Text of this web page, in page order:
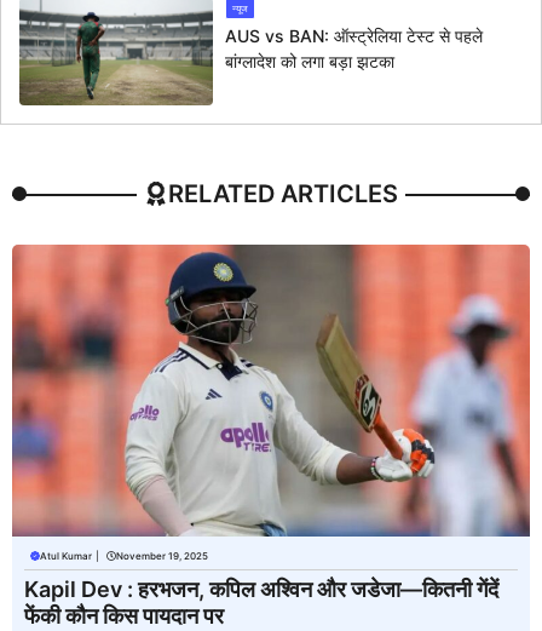
न्यूज
AUS vs BAN: ऑस्ट्रेलिया टेस्ट से पहले
बांग्लादेश को लगा बड़ा झटका
RELATED ARTICLES
Atul Kumar November 19, 2025
Kapil Dev : हरभजन, कपिल अश्विन और जडेजा—कितनी गेंदें
फेंकी कौन किस पायदान पर